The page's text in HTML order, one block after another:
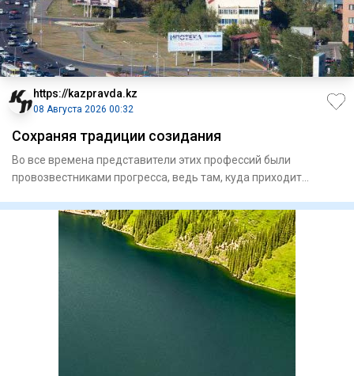
https://kazpravda.kz
08 Августа 2026 00:32
Сохраняя традиции созидания
Во все времена представители этих профессий были
провозвестниками прогресса, ведь там, куда приходит